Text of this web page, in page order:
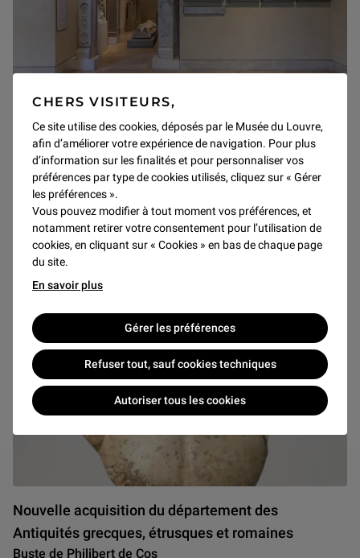
CHERS VISITEURS,
Ce site utilise des cookies, déposés par le Musée du Louvre,
afin d’améliorer votre expérience de navigation. Pour plus
d’information sur les finalités et pour personnaliser vos
préférences par type de cookies utilisés, cliquez sur « Gérer
les préférences ».
Vous pouvez modifier à tout moment vos préférences, et
notamment retirer votre consentement pour l’utilisation de
cookies, en cliquant sur « Cookies » en bas de chaque page
du site.
En savoir plus
Gérer les préférences
Refuser tout, sauf cookies techniques
Autoriser tous les cookies
Commynes
Les éléments provenant de la chapelle édifiée pour Philippe de
Commynes au couvent des Grands Augustins ont fait l'objet d'une
étude et de d'une restauration. Ils sont présentés salle 211.
LE 5 AOÛT 2026
Nouvelle acquisition du département des
Antiquités grecques, étrusques et romaines
Buste de Philibert de Cos